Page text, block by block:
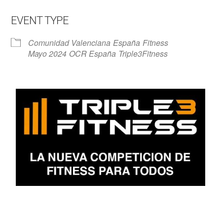
EVENT TYPE
Comunidad Valenciana España Fitness
Mayo 2024 OCR España Triple3Fitness